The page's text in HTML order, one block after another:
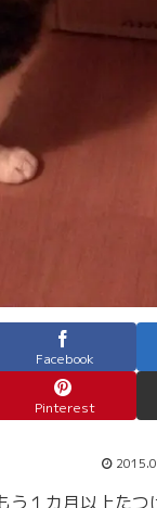
Facebook
Pinterest
う１カ月以上たつ